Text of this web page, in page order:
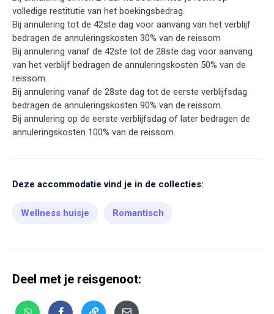
volledige restitutie van het boekingsbedrag.
Bij annulering tot de 42ste dag voor aanvang van het verblijf
bedragen de annuleringskosten 30% van de reissom
Bij annulering vanaf de 42ste tot de 28ste dag voor aanvang
van het verblijf bedragen de annuleringskosten 50% van de
reissom.
Bij annulering vanaf de 28ste dag tot de eerste verblijfsdag
bedragen de annuleringskosten 90% van de reissom.
Bij annulering op de eerste verblijfsdag of later bedragen de
annuleringskosten 100% van de reissom.
Deze accommodatie vind je in de collecties:
Wellness huisje Romantisch
Deel met je reisgenoot: